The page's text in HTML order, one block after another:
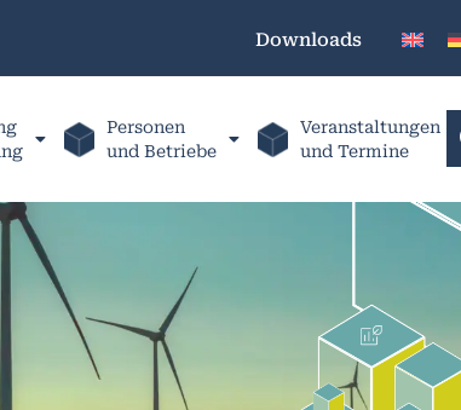
Downloads
Personen
und Betriebe
Veranstaltungen
und Termine